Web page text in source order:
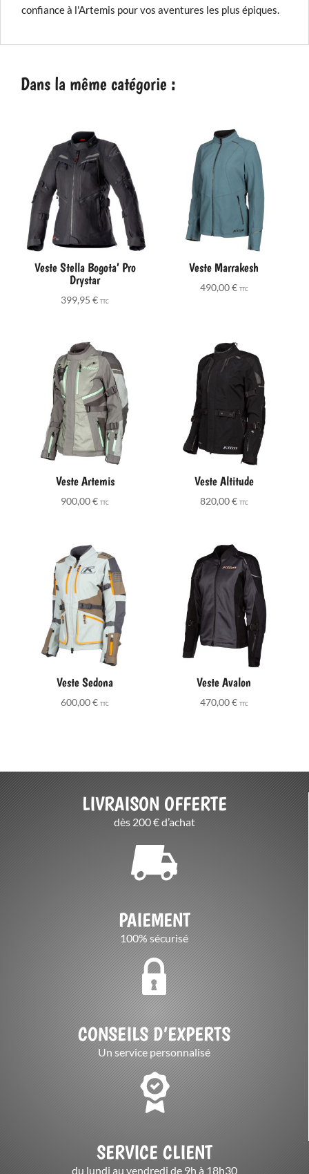
confiance à l'Artemis pour vos aventures les plus épiques.
Dans la même catégorie :
Veste Stella Bogota’ Pro
Drystar
399,95€ TTC
Veste Marrakesh
490,00€ TTC
Veste Artemis
900,00€ TTC
Veste Altitude
820,00€ TTC
Veste Sedona
600,00€ TTC
Veste Avalon
470,00€ TTC
LIVRAISON OFFERTE
dès 200 € d’achat
PAIEMENT
100% sécurisé
CONSEILS D’EXPERTS
Un service personnalisé
SERVICE CLIENT
du lundi au vendredi de 9h à 18h30